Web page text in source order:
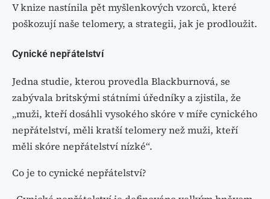
V knize nastínila pět myšlenkových vzorců, které
poškozují naše telomery, a strategii, jak je prodloužit.
Cynické nepřátelství
Jedna studie, kterou provedla Blackburnová, se
zabývala britskými státními úředníky a zjistila, že
„muži, kteří dosáhli vysokého skóre v míře cynického
nepřátelství, měli kratší telomery než muži, kteří
měli skóre nepřátelství nízké“.
Co je to cynické nepřátelství?